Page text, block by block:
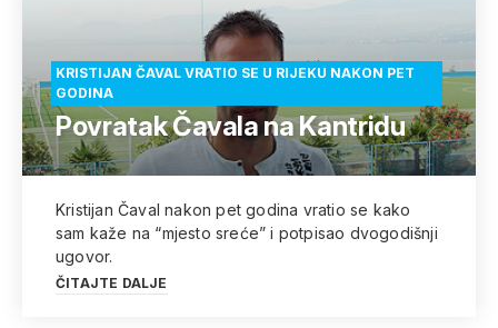
KRISTIJAN ČAVAL VRATIO SE U RIJEKU NAKON PET
GODINA
Povratak Čavala na Kantridu
Kristijan Čaval nakon pet godina vratio se kako
sam kaže na “mjesto sreće” i potpisao dvogodišnji
ugovor.
ČITAJTE DALJE